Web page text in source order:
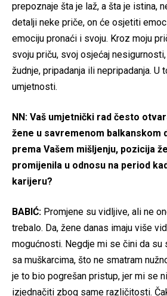
prepoznaje šta je laž, a šta je istina,
detalji neke priče, on će osjetiti
emociju pronaći i svoju. Kroz moju
svoju priču, svoj osjećaj
žudnje, pripadanja ili nepripadanja. U
umjetnosti.
NN: Vaš umjetnički rad često
žene u savremenom balkanskom
prema Vašem mišljenju, pozicija
promijenila u odnosu na period
karijeru?
BABIĆ: Promjene su vidljive, ali ne
trebalo. Da, žene danas imaju više
mogućnosti. Negdje mi se čini da su
sa muškarcima, što ne smatram
je to bio pogrešan pristup, jer mi se
izjednačiti zbog same različitosti.